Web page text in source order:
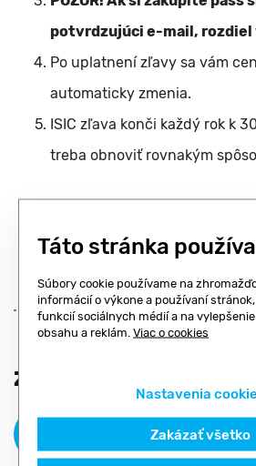
potvrdzujúci e-mail, rozdiel
Po uplatnení zľavy sa vám
automaticky zmenia.
ISIC zľava konči každý rok k
treba obnoviť rovnakým
Zdieľať akciu:
Táto stránka
Súbory cookie používame na
informácií o výkone a používaní
funkcií sociálnych médií a na
obsahu a reklám. Viac o cookies
Nastavenia
Zakázať všetko